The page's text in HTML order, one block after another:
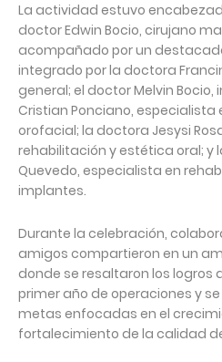
La actividad estuvo
doctor Edwin Bocio, cirujano
acompañado por un
integrado por la doctora
general; el doctor Melvin
Cristian Ponciano, especialista
orofacial; la doctora Jesysi
rehabilitación y estética oral; y
Quevedo, especialista en
implantes.
Durante la celebración,
amigos compartieron en un
donde se resaltaron los
primer año de operaciones y
metas enfocadas en el
fortalecimiento de la calidad